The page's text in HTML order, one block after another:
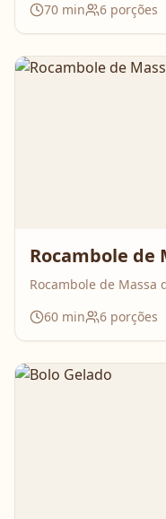
70 min 6 porções
Rocambole de
Rocambole de Massa
60 min 6 porções